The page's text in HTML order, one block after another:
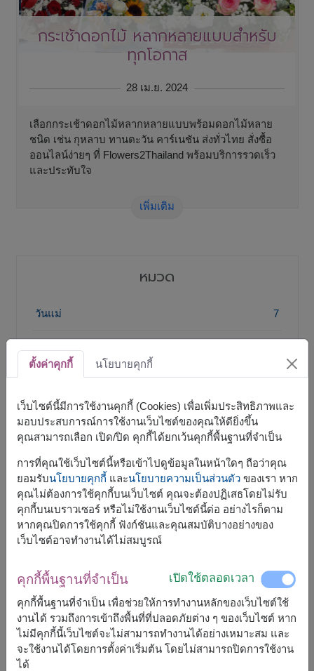
กระเช้าดอกไม้ หลากหลายแบบสำหรับ
ทุกโอกาส
28 เม.ย. 2024
เลือกกระเช้าดอกไม้หลากหลายแบบพร้อมดอกไม้หลาย
ชนิด เช่น กุหลาบ ทานตะวัน คาร์เนชัน ส่งทั่วไทย สั่งซื้อ
ออนไลน์ง่ายๆ ที่ Flowers2Thailand พร้อมบริการรวดเร็ว
และประทับใจ
เพิ่มเติม
หมวด
วันแม่ 7
ของขวัญสำหรับองค์กร 2
วันวาเลนไทน์ 6
กระเช้าดอกไม้ 1
เกร็ดความรู้ 18
เทศกาลวันคริสต์มาส 8
ร้านดอกไม้
กระเช้าผลไม้ 4
เทศกาลสงกรานต์ 3
ช่อดอกไม้ 5
ตั้งค่าคุกกี้ นโยบายคุกกี้
เว็บไซต์นี้มีการใช้งานคุกกี้ (Cookies) เพื่อเพิ่มประสิทธิภาพและ
มอบประสบการณ์การใช้งานเว็บไซต์ของคุณให้ดียิ่งขึ้น
คุณสามารถเลือก เปิด/ปิด คุกกี้ได้ยกเว้นคุกกี้พื้นฐานที่จำเป็น
การที่คุณใช้เว็บไซต์นี้หรือเข้าไปดูข้อมูลในหน้าใดๆ ถือว่าคุณ
ยอมรับนโยบายคุกกี้ และนโยบายความเป็นส่วนตัวของเรา หาก
คุณไม่ต้องการใช้คุกกี้บนเว็บไซต์ คุณจะต้องปฏิเสธโดยไม่รับ
คุกกี้บนเบราวเซอร์ หรือไม่ใช้งานเว็บไซต์นี้ต่อ อย่างไรก็ตาม
หากคุณปิดการใช้คุกกี้ ฟังก์ชันและคุณสมบัติบางอย่างของ
เว็บไซต์อาจทำงานได้ไม่สมบูรณ์
คุกกี้พื้นฐานที่จำเป็น เปิดใช้ตลอดเวลา
คุกกี้พื้นฐานที่จำเป็น เพื่อช่วยให้การทำงานหลักของเว็บไซต์ใช้
งานได้ รวมถึงการเข้าถึงพื้นที่ที่ปลอดภัยต่าง ๆ ของเว็บไซต์ หาก
ไม่มีคุกกี้นี้เว็บไซต์จะไม่สามารถทำงานได้อย่างเหมาะสม และ
จะใช้งานได้โดยการตั้งค่าเริ่มต้น โดยไม่สามารถปิดการใช้งาน
ได้